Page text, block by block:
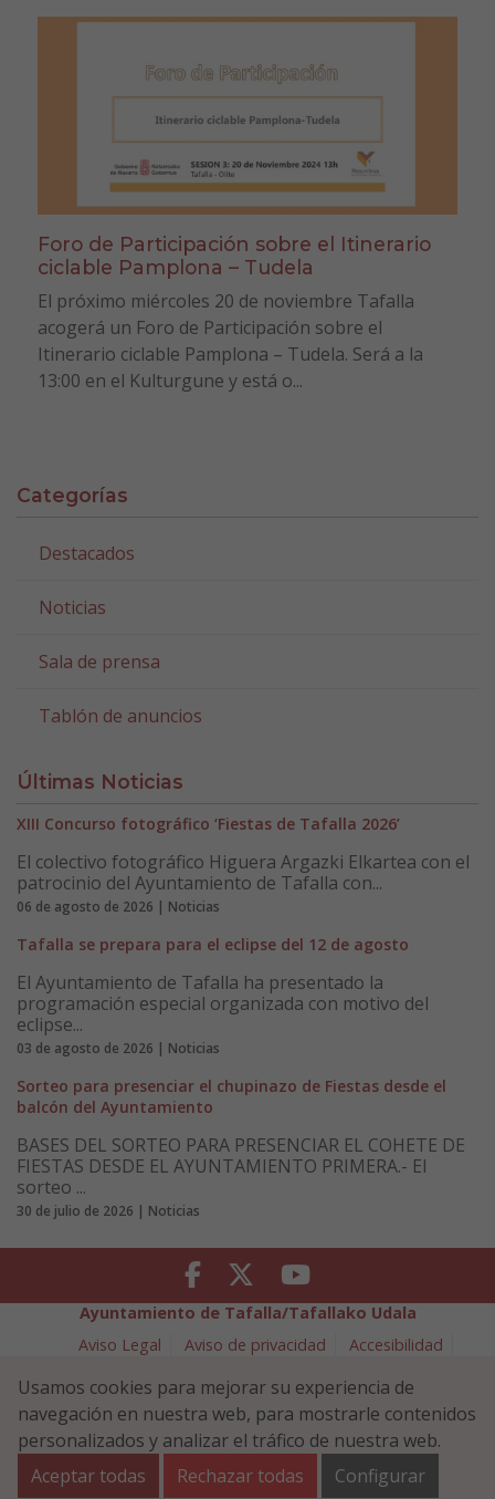
Foro de Participación sobre el Itinerario
ciclable Pamplona – Tudela
El próximo miércoles 20 de noviembre Tafalla
acogerá un Foro de Participación sobre el
Itinerario ciclable Pamplona – Tudela. Será a la
13:00 en el Kulturgune y está o...
Categorías
Destacados
Noticias
Sala de prensa
Tablón de anuncios
Últimas Noticias
XIII Concurso fotográfico ‘Fiestas de Tafalla 2026’
El colectivo fotográfico Higuera Argazki Elkartea con el
patrocinio del Ayuntamiento de Tafalla con...
06 de agosto de 2026 | Noticias
Tafalla se prepara para el eclipse del 12 de agosto
El Ayuntamiento de Tafalla ha presentado la
programación especial organizada con motivo del
eclipse...
03 de agosto de 2026 | Noticias
Sorteo para presenciar el chupinazo de Fiestas desde el
balcón del Ayuntamiento
BASES DEL SORTEO PARA PRESENCIAR EL COHETE DE
FIESTAS DESDE EL AYUNTAMIENTO PRIMERA.- El
sorteo ...
30 de julio de 2026 | Noticias
Facebook Twitter Youtube
Ayuntamiento de Tafalla/Tafallako Udala
Aviso Legal
Aviso de privacidad
Accesibilidad
Política de Seguridad de la Información
Plaza Navarra 5 - 31300 Tafalla (NAVARRA)
948 70 18 11
ayuntamiento@tafalla.es
Usamos cookies para mejorar su experiencia de
navegación en nuestra web, para mostrarle contenidos
personalizados y analizar el tráfico de nuestra web.
Aceptar todas
Rechazar todas Configurar